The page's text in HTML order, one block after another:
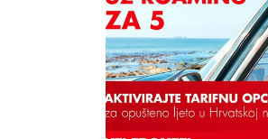
TELEFONSKI IMENIK